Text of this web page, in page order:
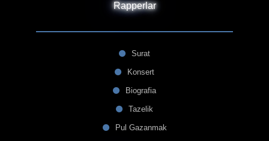
Rapperlar
Surat
Konsert
Biografia
Tazelik
Pul Gazanmak